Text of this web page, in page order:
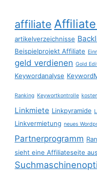
affiliate
artikelverzeichnisse
Beispielprojekt Affiliate
geld verdienen Gold
Keywordanalyse
Ranking Keywortkontrolle
Linkmiete Linkpyramide
Linkvermietung neues
Partnerprogramm
sieht eine Affiliateseite